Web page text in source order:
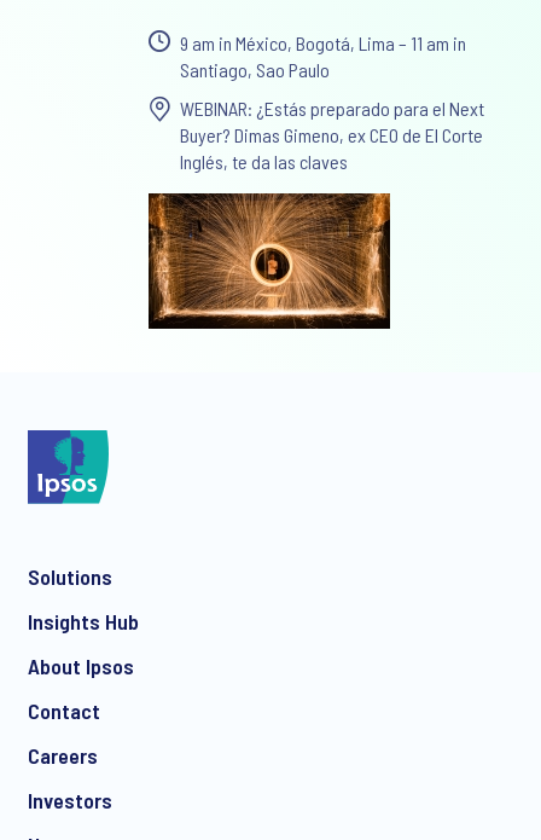
9 am in México, Bogotá, Lima – 11 am in
Santiago, Sao Paulo
WEBINAR: ¿Estás preparado para el Next
Buyer? Dimas Gimeno, ex CEO de El Corte
Inglés, te da las claves
Solutions
Insights Hub
About Ipsos
Contact
Careers
Investors